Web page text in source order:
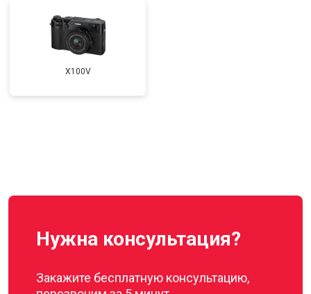
X100V
Нужна консультация?
Закажите бесплатную консультацию,